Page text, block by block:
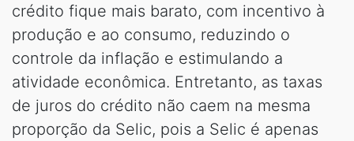
crédito fique mais barato, com incentivo à
produção e ao consumo, reduzindo o
controle da inflação e estimulando a
atividade econômica. Entretanto, as taxas
de juros do crédito não caem na mesma
proporção da Selic, pois a Selic é apenas